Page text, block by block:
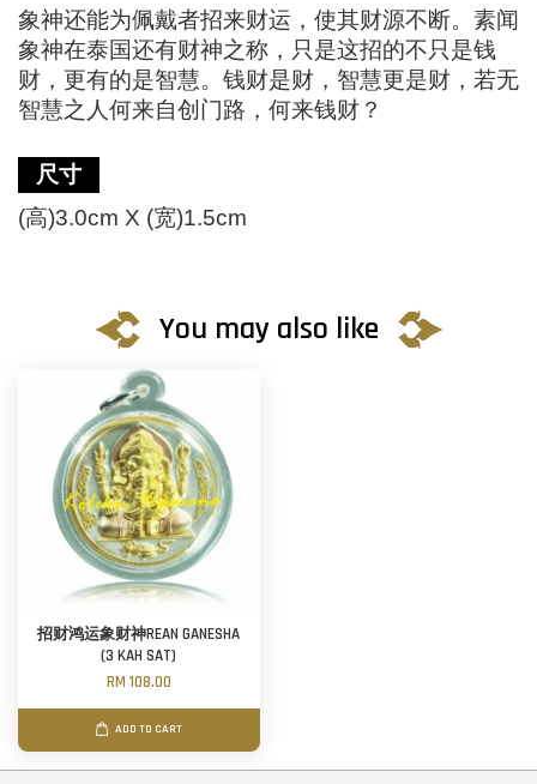
象神还能为佩戴者招来财运，使其财源不断。素闻
象神在泰国还有财神之称，只是这招的不只是钱
财，更有的是智慧。钱财是财，智慧更是财，若无
智慧之人何来自创门路，何来钱财？
尺寸
(高)3.0cm X (宽)1.5cm
You may also like
招财鸿运象财神REAN GANESHA
(3 KAH SAT)
RM 108.00
ADD TO CART